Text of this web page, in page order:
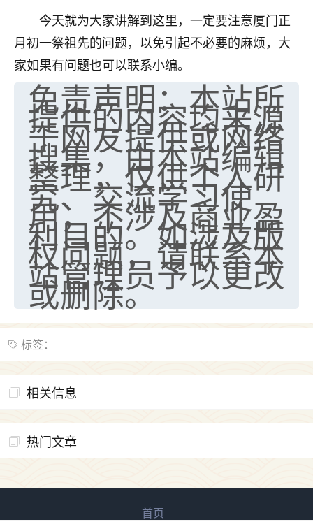
今天就为大家讲解到这里，一定要注意厦门正
月初一祭祖先的问题，以免引起不必要的麻烦，大
家如果有问题也可以联系小编。
免责声明：本站所
提供的内容均来源
于网友提供或网络
搜集，由本站编辑
整理，仅供个人研
究、交流学习使
用，不涉及商业盈
利目的。如涉及版
权问题，请联系本
站管理员予以更改
或删除。
标签：
相关信息
热门文章
首页